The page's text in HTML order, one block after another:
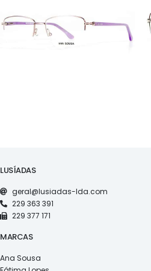
LUSÍADAS
geral@lusiadas-lda.com
229 363 391
229 377 171
MARCAS
Ana Sousa